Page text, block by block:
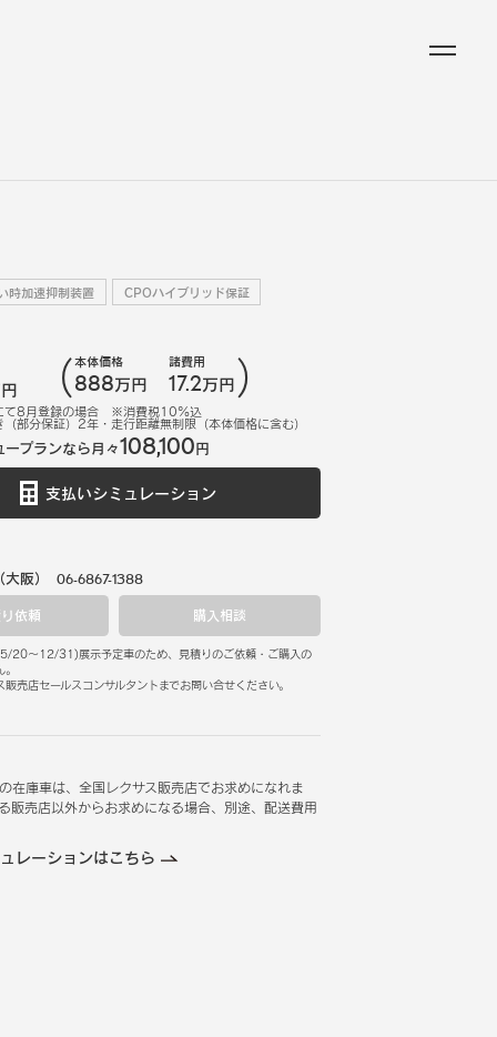
時加速抑制装置 CPOハイブリッド保証
本体価格
888万円
諸費用
17.2万円
て8 月登録の場合 ※消費税10%込
部分保証）2年・走行距離無制限（本体価格に含む）
ープランなら月々108,100円
支払いシミュレーション
大阪） 06-6867-1388
依頼 購入相談
5/20～ 12/31)展示予定車のため、見積りのご依頼・ご購入の
売店セールスコンサルタントまでお問い合せください。
在庫車は、全国レクサス販売店でお求めになれま
販売店以外からお求めになる場合、別途、配送費用
レーションはこちら